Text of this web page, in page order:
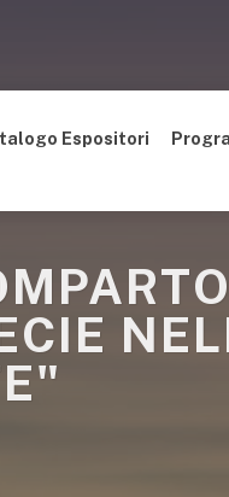
Espositori